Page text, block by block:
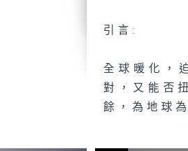
引言:
全球暖化，
對，又能否
餘，為地球